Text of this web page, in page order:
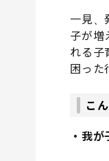
一見、
子が増
れる子
困った
こ
・我